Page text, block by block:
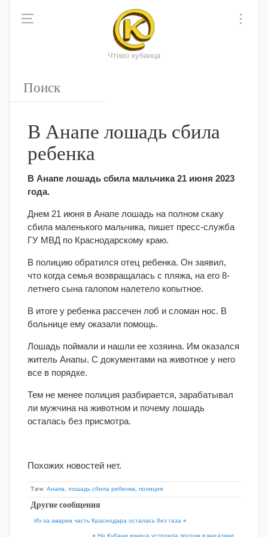
Чтиво кубанца
В Анапе лошадь сбила
ребенка
В Анапе лошадь сбила мальчика 21 июня 2023
года.
Днем 21 июня в Анапе лошадь на полном скаку
сбила маленького мальчика, пишет пресс-служба
ГУ МВД по Краснодарскому краю.
В полицию обратился отец ребенка. Он заявил,
что когда семья возвращалась с пляжа, на его 8-
летнего сына галопом налетело копытное.
В итоге у ребенка рассечен лоб и сломан нос. В
больнице ему оказали помощь.
Лошадь поймали и нашли ее хозяина. Им оказался
житель Анапы. С документами на животное у него
все в порядке.
Тем не менее полиция разбирается, зарабатывал
ли мужчина на животном и почему лошадь
осталась без присмотра.
Похожих новостей нет.
Тэги: Анапа лошадь сбила ребенка полиция
Другие сообщения
Из-за аварии часть Краснодара осталась без газа «
» На Кубани куница устроила погром в магазине